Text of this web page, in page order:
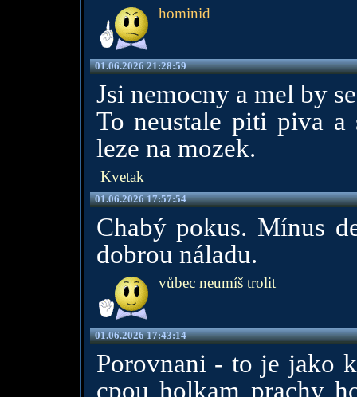
hominid
01.06.2026 21:28:59
Jsi nemocny a mel by
To neustale piti piva
leze na mozek.
Kvetak
01.06.2026 17:57:54
Chabý pokus. Mínus
dobrou náladu.
vůbec neumíš trolit
01.06.2026 17:43:14
Porovnani - to je jako
cpou holkam prachy